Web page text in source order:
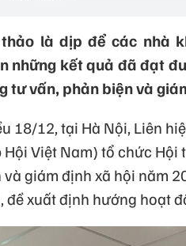
là dịp để các nhà
những kết quả đã đạt
tư vấn, phản biện và
18/12, tại Hà Nội, Liên
Hội Việt Nam) tổ chức
và giám định xã hội năm
đề xuất định hướng hoạt